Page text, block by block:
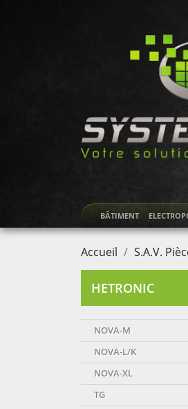
BÂTIMENT
Accueil S.A.V.
HETRONIC
NOVA-M
NOVA-L/K
NOVA-XL
TG